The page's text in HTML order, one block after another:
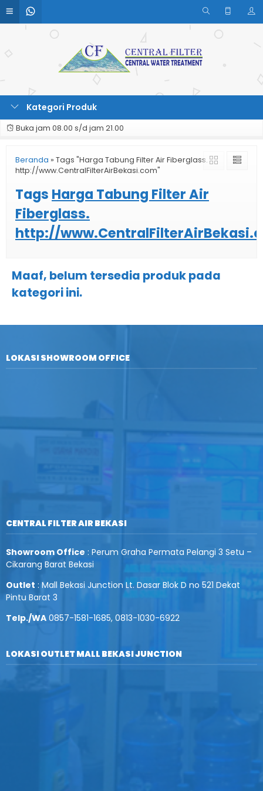
Kategori Produk
Buka jam 08.00 s/d jam 21.00
Beranda » Tags "Harga Tabung Filter Air Fiberglass.
http://www.CentralFilterAirBekasi.com"
Tags Harga Tabung Filter Air
Fiberglass.
http://
Maaf, belum tersedia produk pada
kategori ini.
LOKASI SHOWROOM OFFICE
CENTRAL FILTER AIR BEKASI
Showroom Office : Perum Graha Permata Pelangi 3 Setu –
Cikarang Barat Bekasi
Outlet : Mall Bekasi Junction Lt. Dasar Blok D no 521 Dekat
Pintu Barat 3
Telp./WA 0857-1581-1685, 0813-1030-6922
LOKASI OUTLET MALL BEKASI JUNCTION